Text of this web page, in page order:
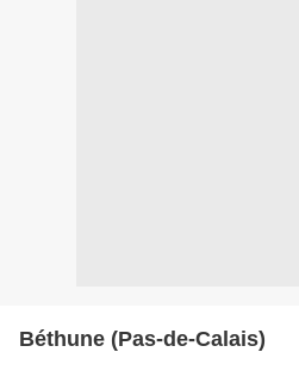
Béthune (Pas-de-Calais)